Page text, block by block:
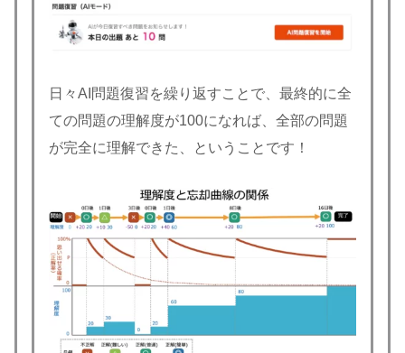
日々AI問題復習を繰り返すことで、最終的に全
ての問題の理解度が100になれば、全部の問題
が完全に理解できた、ということです！